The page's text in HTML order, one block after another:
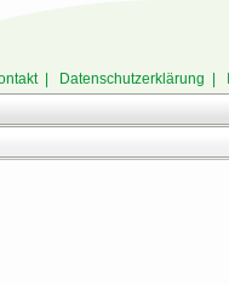
| Datenschutzerklärung